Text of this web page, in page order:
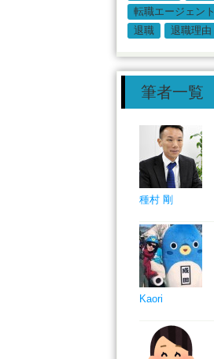
転職エージェント
退職
退職理由
筆者一覧
種村 剛
Kaori